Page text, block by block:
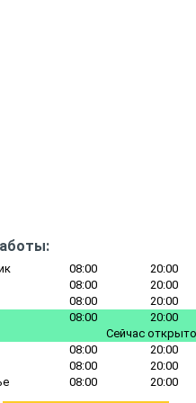
08:00
20:00
08:00
20:00
08:00
20:00
08:00
20:00
Сейчас открыто
08:00
20:00
08:00
20:00
08:00 20:00